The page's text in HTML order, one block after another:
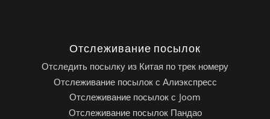
Отслеживание посылок
Отследить посылку из Китая по трек номеру
Отслеживание посылок с Алиэкспресс
Отслеживание посылок с Joom
Отслеживание посылок Пандао